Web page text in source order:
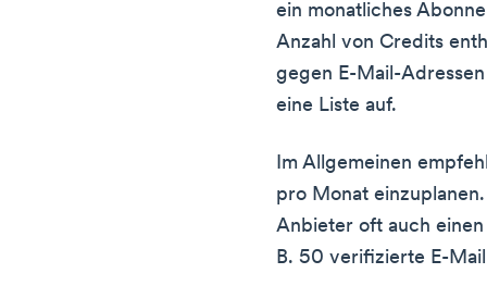
ein monatliches
Anzahl von Credits
gegen E-Mail-
eine Liste auf.
Im Allgemeinen
pro Monat
Anbieter oft auch
B. 50 verifizierte E-